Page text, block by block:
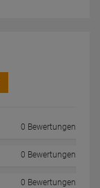
0 Bewertungen
0 Bewertungen
0 Bewertungen